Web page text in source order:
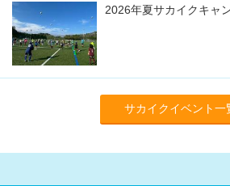
2026年夏サカイクキャ
サカイクイベント一